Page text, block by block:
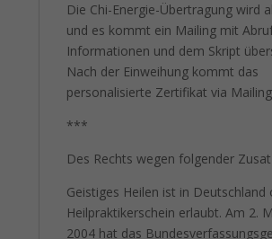
Die Chi-Energie-Übertragung wird
und es kommt ein Mailing mit
Informationen und dem Skript
Nach der Einweihung kommt das
personalisierte Zertifikat via
***
Des Rechts wegen folgender
Geistiges Heilen ist in Deutschland
Heilpraktikerschein erlaubt. Am 2.
2004 hat das